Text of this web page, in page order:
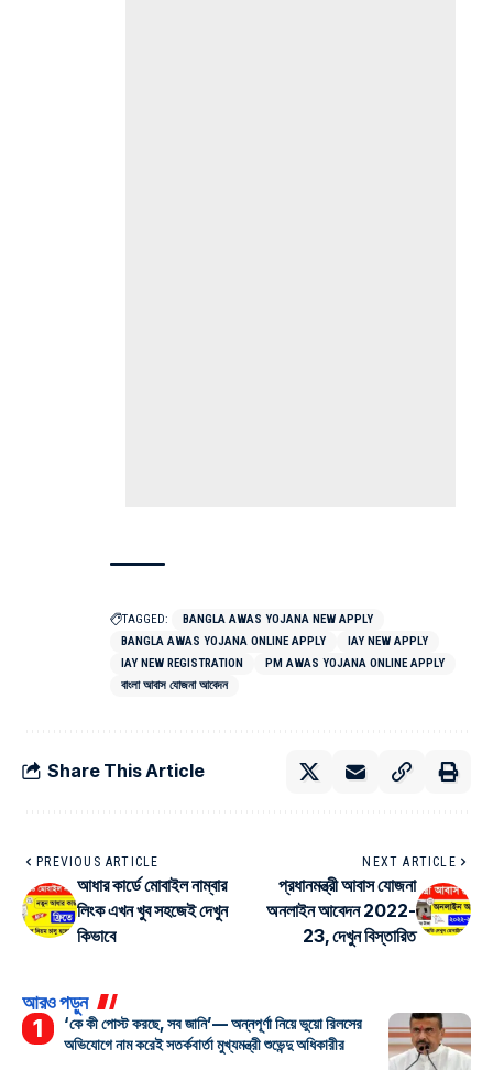
TAGGED:
BANGLA AWAS YOJANA NEW APPLY
BANGLA AWAS YOJANA ONLINE APPLY
IAY NEW APPLY
IAY NEW REGISTRATION
PM AWAS YOJANA ONLINE APPLY
বাংলা আবাস যোজনা আবেদন
Share This Article
PREVIOUS ARTICLE
আধার কার্ডে মোবাইল নাম্বার
লিংক এখন খুব সহজেই দেখুন
কিভাবে
NEXT ARTICLE
প্রধানমন্ত্রী আবাস যোজনা
অনলাইন আবেদন 2022-
23, দেখুন বিস্তারিত
আরও পড়ুন
‘কে কী পোস্ট করছে, সব জানি’— অন্নপূর্ণা নিয়ে ভুয়ো রিলসের
অভিযোগে নাম করেই সতর্কবার্তা মুখ্যমন্ত্রী শুভেন্দু অধিকারীর